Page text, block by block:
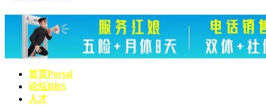
首页Portal
论坛BBS
人才